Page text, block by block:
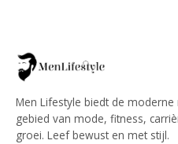
Men Lifestyle biedt de
gebied van mode, fitness,
groei. Leef bewust en met stijl.